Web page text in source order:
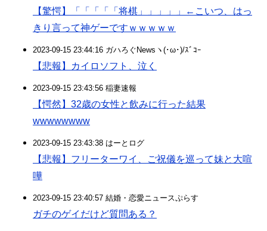
【驚愕】「「「「「将棋」」」」」←こいつ、はっ
きり言って神ゲーですｗｗｗｗｗ
2023-09-15 23:44:16 ガハろぐNewsヽ(･ω･)/ｽﾞｺｰ
【悲報】カイロソフト、泣く
2023-09-15 23:43:56 稲妻速報
【愕然】32歳の女性と飲みに行った結果
wwwwwwww
2023-09-15 23:43:38 はーとログ
【悲報】フリーターワイ、ご祝儀を巡って妹と大喧
嘩
2023-09-15 23:40:57 結婚・恋愛ニュースぷらす
ガチのゲイだけど質問ある？